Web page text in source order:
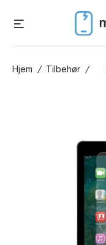
Hjem / Tilbehør /